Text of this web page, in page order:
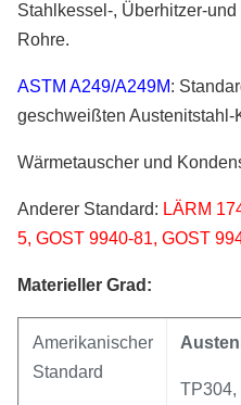
Stahlkessel-, Überhitzer-
Rohre.
ASTM A249/A249M:
geschweißten Austenitstahl-
Wärmetauscher und
Anderer Standard: LÄRM
5, GOST 9940-81, GOST
Materieller Grad:
Amerikanischer
Standard
TP304,